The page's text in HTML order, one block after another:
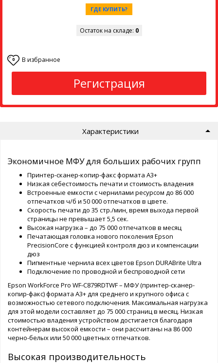
ГДЕ КУПИТЬ?
Остаток на складе: 0
0 В избранное
Регистрация
Характеристики
Экономичное МФУ для больших рабочих групп
Принтер-сканер-копир-факс формата А3+
Низкая себестоимость печати и стоимость владения
Встроенные емкости с чернилами ресурсом до 86 000
отпечатков ч/б и 50 000 отпечатков в цвете.
Скорость печати до 35 стр./мин, время выхода первой
страницы не превышает 5,5 сек.
Высокая нагрузка – до 75 000 отпечатков в месяц
Печатающая головка нового поколения Epson
PrecisionCore с функцией контроля дюз и компенсации
дюз
Пигментные чернила всех цветов Epson DURABrite Ultra
Подключение по проводной и беспроводной сети
Epson WorkForce Pro WF-C879RDTWF – МФУ (принтер-сканер-
копир-факс) формата А3+ для среднего и крупного офиса с
возможностью сетевого подключения. Максимальная нагрузка
для этой модели составляет до 75 000 страниц в месяц. Низкая
стоимостью владения устройством достигается благодаря
контейнерам высокой емкости – они рассчитаны на 86 000
черно-белых или 50 000 цветных отпечатков.
Высокая производительность